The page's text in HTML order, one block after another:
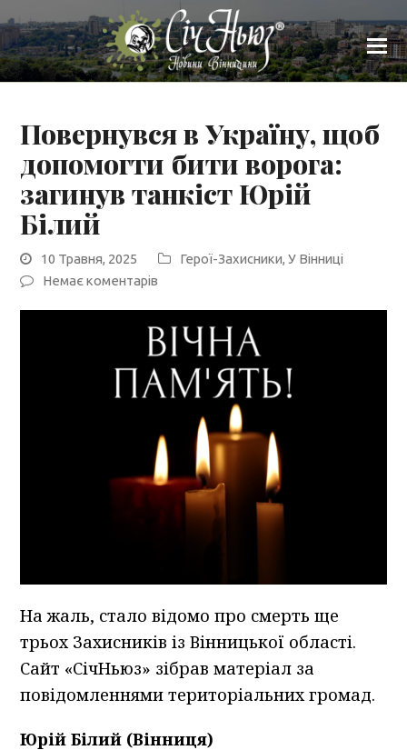
Повернувся в Україну, щоб
допомогти бити ворога:
загинув танкіст Юрій
Білий
10 Травня, 2025 Герої-Захисники,У Вінниці
Немає коментарів
На жаль, стало відомо про смерть ще
трьох Захисників із Вінницької області.
Сайт «СічНьюз» зібрав матеріал за
повідомленнями територіальних громад.
Юрій Білий (Вінниця)